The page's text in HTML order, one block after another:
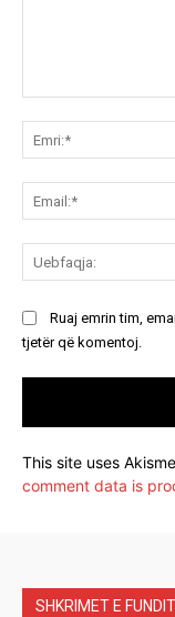
Ruaj emrin tim,
tjetër që komentoj.
This site uses
comment data is
SHKRIMET E FUNDIT